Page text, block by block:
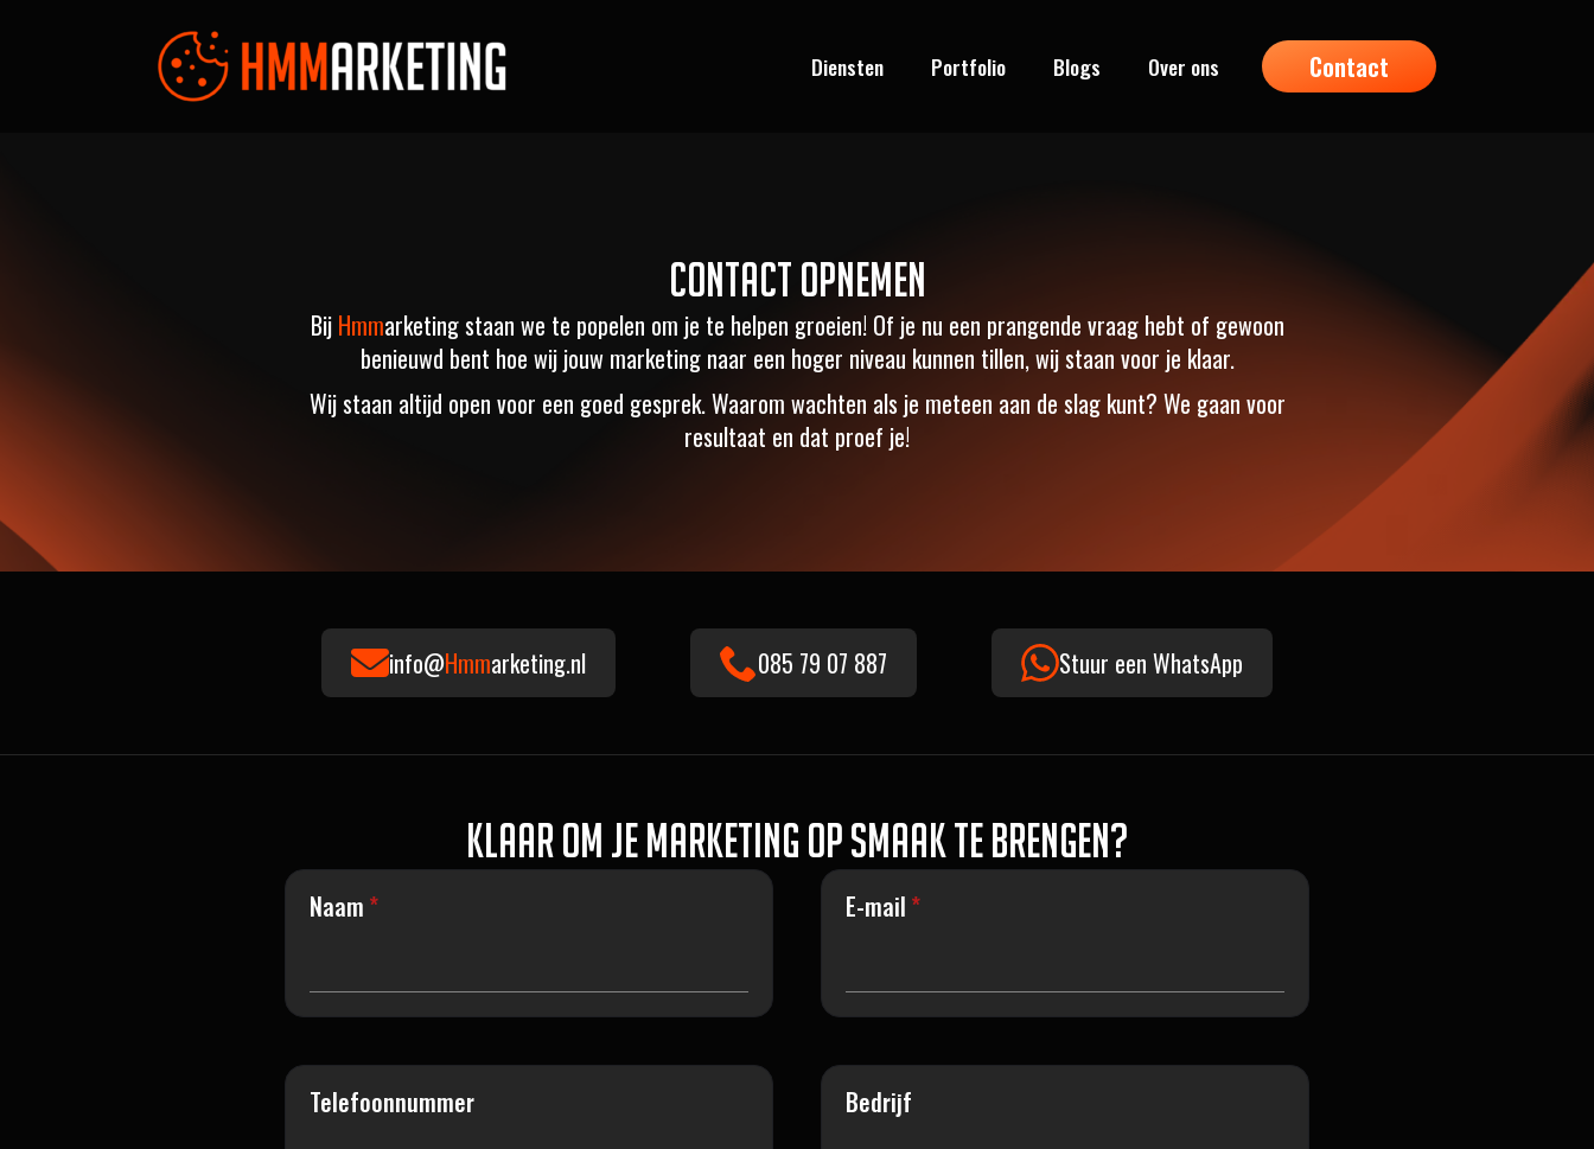
Diensten Portfolio Blogs Over ons Contact
Contact opnemen
Bij Hmmarketing staan we te popelen om je te helpen groeien! Of je nu een prangende vraag hebt of gewoon
benieuwd bent hoe wij jouw marketing naar een hoger niveau kunnen tillen, wij staan voor je klaar.
Wij staan altijd open voor een goed gesprek. Waarom wachten als je meteen aan de slag kunt? We gaan voor
resultaat en dat proef je!
info@Hmmarketing.nl 085 79 07 887 Stuur een WhatsApp
Klaar om je marketing op smaak te brengen?
Naam * E-mail *
Telefoonnummer Bedrijf